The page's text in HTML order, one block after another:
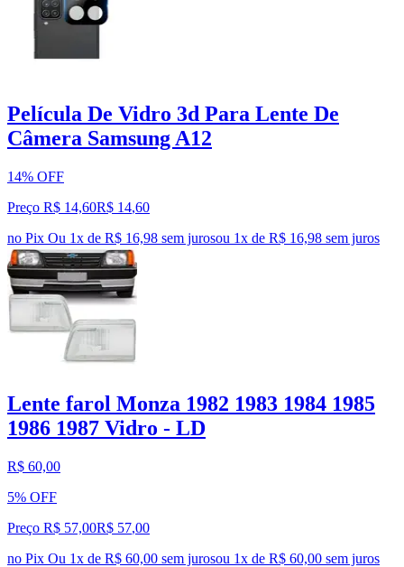
Película De Vidro 3d Para Lente De
Câmera Samsung A12
14% OFF
Preço R$ 14,60R$ 14,60
no Pix Ou 1x de R$ 16,98 sem jurosou 1x de R$ 16,98 sem juros
Lente farol Monza 1982 1983 1984 1985
1986 1987 Vidro - LD
R$ 60,00
5% OFF
Preço R$ 57,00R$ 57,00
no Pix Ou 1x de R$ 60,00 sem jurosou 1x de R$ 60,00 sem juros